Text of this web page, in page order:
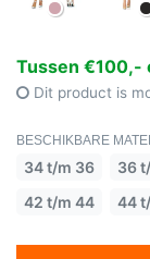
Tussen €100,-
Dit product is
BESCHIKBARE
34 t/m 36 36
42 t/m 44
44